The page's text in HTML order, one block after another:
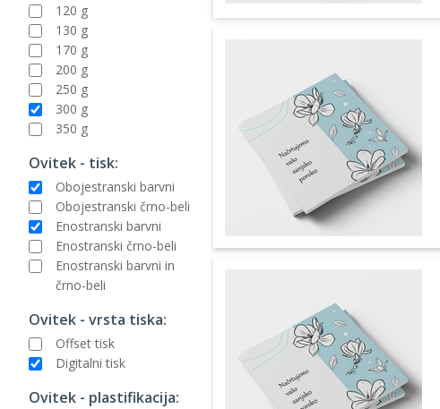
120 g
130 g
170 g
200 g
250 g
300 g
350 g
Ovitek - tisk:
Obojestranski barvni
Obojestranski črno-beli
Enostranski barvni
Enostranski črno-beli
Enostranski barvni in
črno-beli
Ovitek - vrsta tiska:
Offset tisk
Digitalni tisk
Ovitek - plastifikacija: